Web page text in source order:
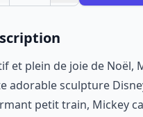
et plein de joie de Noël,
adorable sculpture
petit train, Mickey